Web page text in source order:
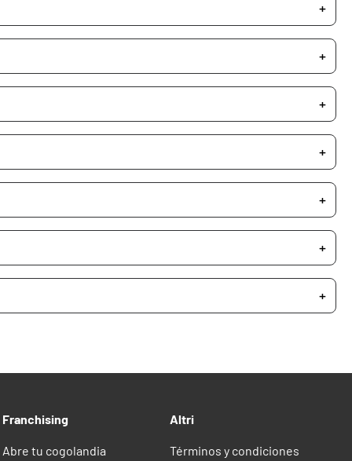
Franchising
Abre tu cogolandia
Altri
Términos y condiciones